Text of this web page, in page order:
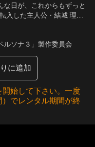
な日が、これからもずっと
入した主人公・結城 理
ままに行動していた理だ
ルソナ３」製作委員会
に追加
開始して下さい。一度
でレンタル期間が終